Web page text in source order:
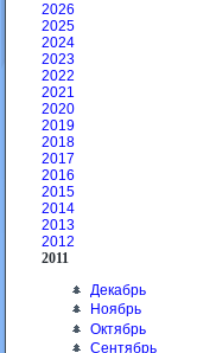
2026
2025
2024
2023
2022
2021
2020
2019
2018
2017
2016
2015
2014
2013
2012
2011
Декабрь
Ноябрь
Октябрь
Сентябрь